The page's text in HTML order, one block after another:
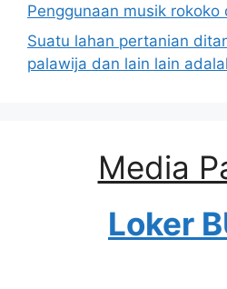
Penggunaan musik rokoko
Suatu lahan pertanian
palawija dan lain lain
Media
Loker